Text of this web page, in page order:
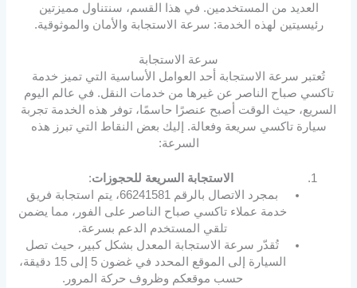
العديد من المستخدمين. في هذا القسم، سنتناول مميزتين
رئيسيتين لهذه الخدمة: سرعة الاستجابة والأمان والموثوقية.
سرعة الاستجابة
تُعتبر سرعة الاستجابة أحد العوامل الأساسية التي تميز خدمة
تاكسي صباح الناصر عن غيرها من خدمات النقل. في عالم اليوم
السريع، حيث الوقت أصبح عنصرًا حاسمًا، توفر هذه الخدمة تجربة
سيارة تاكسي سريعة وفعالة. إليك بعض النقاط التي تبرز هذه
السرعة:
الاستجابة السريعة للحجوزات:
بمجرد الاتصال بالرقم 66241581، يتم استجابة فريق
خدمة عملاء تاكسي صباح الناصر على الفور، مما يضمن
تلقي المستخدم الدعم بسرعة.
تُقدّر سرعة الاستجابة المعدل بشكل كبير، حيث تصل
السيارة إلى الموقع المحدد في غضون 5 إلى 15 دقيقة،
حسب موقعكم وظروف حركة المرور.